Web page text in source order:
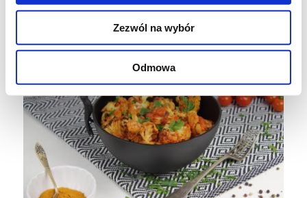
Zezwól na wybór
Odmowa